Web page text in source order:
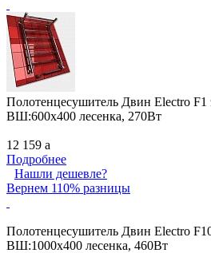
Полотенцесушитель Двин Electro F1
ВШ:600х400 лесенка, 270Вт
12 159 a
Подробнее
Нашли дешевле?
Вернем 110% разницы
Полотенцесушитель Двин Electro
ВШ:1000х400 лесенка, 460Вт